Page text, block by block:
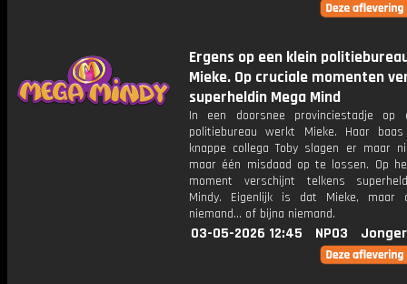
Ergens op een klein
Mieke. Op cruciale momenten
superheldin Mega Mind
In een doorsnee provinciestadje op
politiebureau werkt Mieke. Haar
knappe collega Toby slagen er maar
maar één misdaad op te lossen. Op
moment verschijnt telkens
Mindy. Eigenlijk is dat Mieke, maar
niemand... of bijna niemand.
03-05-2026 12:45 NPO3